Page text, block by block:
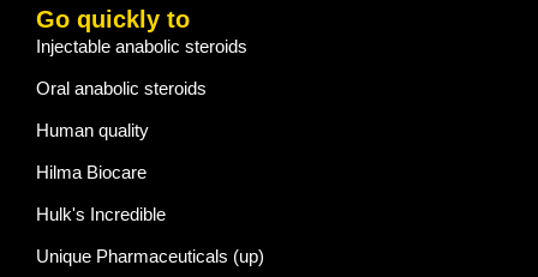
Go quickly to
Injectable anabolic steroids
Oral anabolic steroids
Human quality
Hilma Biocare
Hulk's Incredible
Unique Pharmaceuticals (up)